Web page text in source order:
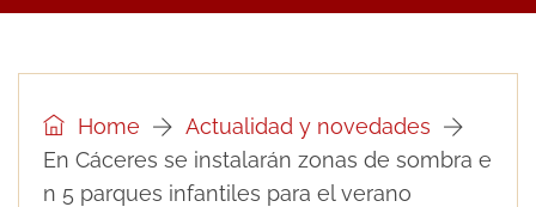
Home
Actualidad y novedades
En Cáceres se instalarán zonas de sombra e
n 5 parques infantiles para el verano